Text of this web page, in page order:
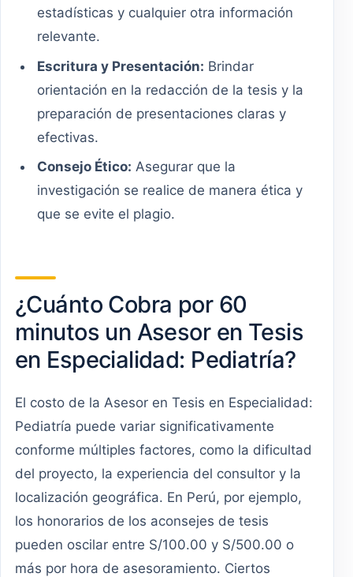
estadísticas y cualquier otra información
relevante.
Escritura y Presentación: Brindar
orientación en la redacción de la tesis y la
preparación de presentaciones claras y
efectivas.
Consejo Ético: Asegurar que la
investigación se realice de manera ética y
que se evite el plagio.
¿Cuánto Cobra por 60
minutos un Asesor en Tesis
en Especialidad: Pediatría?
El costo de la Asesor en Tesis en Especialidad:
Pediatría puede variar significativamente
conforme múltiples factores, como la dificultad
del proyecto, la experiencia del consultor y la
localización geográfica. En Perú, por ejemplo,
los honorarios de los aconsejes de tesis
pueden oscilar entre S/100.00 y S/500.00 o
más por hora de asesoramiento. Ciertos